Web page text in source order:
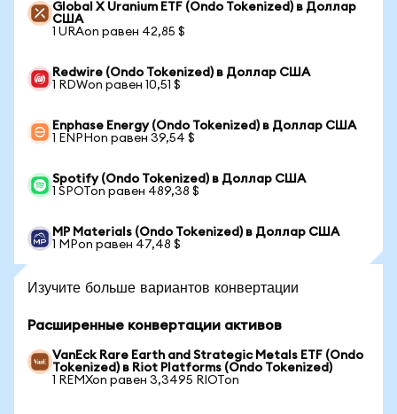
Global X Uranium ETF (Ondo Tokenized) в Доллар
США
1 URAon равен 42,85 $
Redwire (Ondo Tokenized) в Доллар США
1 RDWon равен 10,51 $
Enphase Energy (Ondo Tokenized) в Доллар США
1 ENPHon равен 39,54 $
Spotify (Ondo Tokenized) в Доллар США
1 SPOTon равен 489,38 $
MP Materials (Ondo Tokenized) в Доллар США
1 MPon равен 47,48 $
Изучите больше вариантов конвертации
Расширенные конвертации активов
VanEck Rare Earth and Strategic Metals ETF (Ondo
Tokenized) в Riot Platforms (Ondo Tokenized)
1 REMXon равен 3,3495 RIOTon